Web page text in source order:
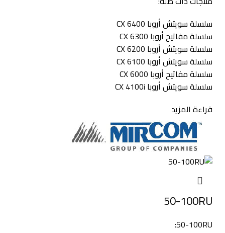
سلسلة سويتش أروبا CX 6400
سلسلة مفاتيح أروبا CX 6300
سلسلة سويتش أروبا CX 6200
سلسلة سويتش أروبا CX 6100
سلسلة مفاتيح أروبا CX 6000
سلسلة سويتش أروبا CX 4100i
قراءة المزيد
50-100RU
50-100RU: